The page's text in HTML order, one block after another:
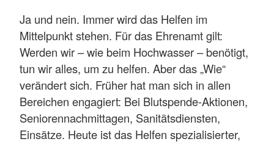
Ja und nein. Immer wird das Helfen im
Mittelpunkt stehen. Für das Ehrenamt gilt:
Werden wir – wie beim Hochwasser – benötigt,
tun wir alles, um zu helfen. Aber das „Wie“
verändert sich. Früher hat man sich in allen
Bereichen engagiert: Bei Blutspende-Aktionen,
Seniorennachmittagen, Sanitätsdiensten,
Einsätze. Heute ist das Helfen spezialisierter,